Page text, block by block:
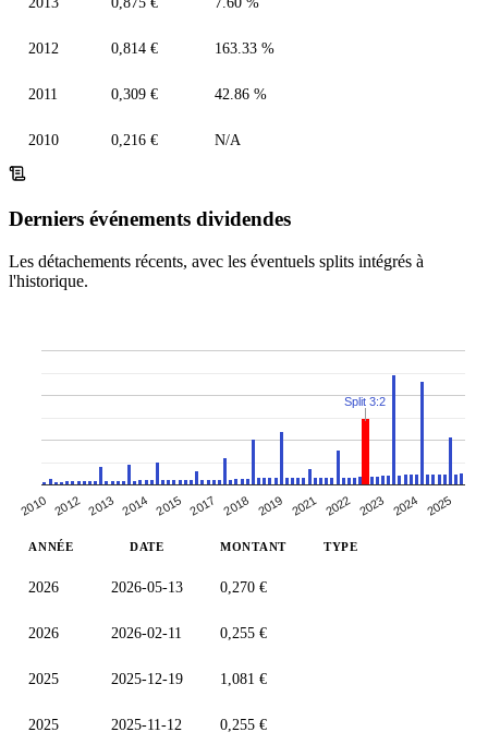
2012 0,814 € 163.33 %
2011 0,309 € 42.86 %
2010 0,216 € N/A
Derniers événements dividendes
Les détachements récents, avec les éventuels splits intégrés à
l'historique.
2010 2012 2013 2014 2015 2017 2018 2019 2021 2022 2023 2024 2025
Split 3:2
ANNÉE DATE MONTANT TYPE
2026 2026-05-13 0,270 €
2026 2026-02-11 0,255 €
2025 2025-12-19 1,081 €
2025 2025-11-12 0,255 €